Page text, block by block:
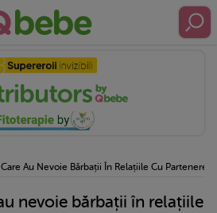
Au Nevoie Bărbații În Relațiile Cu Partenerele
nevoie bărbații în relațiile